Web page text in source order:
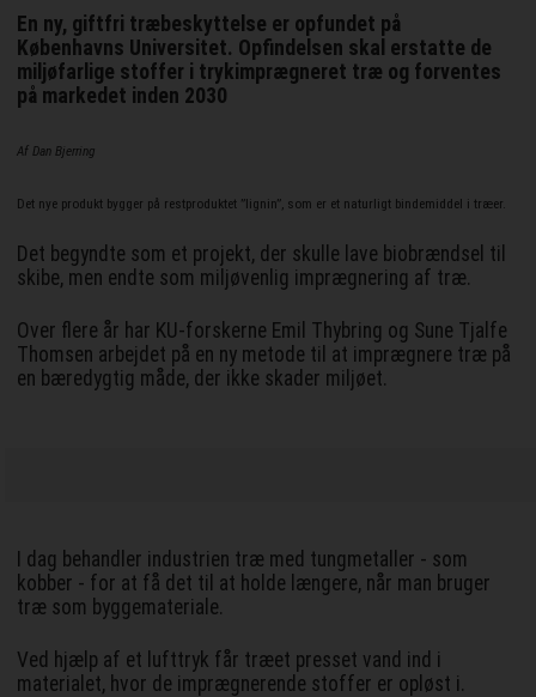
En ny, giftfri træbeskyttelse er opfundet på
Københavns Universitet. Opfindelsen skal erstatte de
miljøfarlige stoffer i trykimprægneret træ og forventes
på markedet inden 2030
Af Dan Bjerring
Det nye produkt bygger på restproduktet ”lignin”, som er et naturligt bindemiddel i træer.
Det begyndte som et projekt, der skulle lave biobrændsel til
skibe, men endte som miljøvenlig imprægnering af træ.
Over flere år har KU-forskerne Emil Thybring og Sune Tjalfe
Thomsen arbejdet på en ny metode til at imprægnere træ på
en bæredygtig måde, der ikke skader miljøet.
I dag behandler industrien træ med tungmetaller - som
kobber - for at få det til at holde længere, når man bruger
træ som byggemateriale.
Ved hjælp af et lufttryk får træet presset vand ind i
materialet, hvor de imprægnerende stoffer er opløst i.